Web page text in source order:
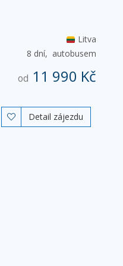
Litva
8 dní, autobusem
od 11 990 Kč
 Detail zájezdu